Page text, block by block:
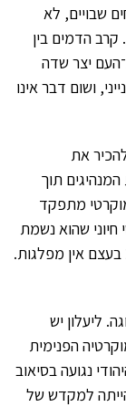
שבויים, לא
הדמים בין
יצר שדה
ושום דבר אינו
את
תוך
מתפקד
שהוא נשמת
אפה של החירות. אבל בישראל של המאה ה־21 בעצם אין מפלגות.
ליעלון יש
הפנימית
נגועה בסיאוב
למקדש של